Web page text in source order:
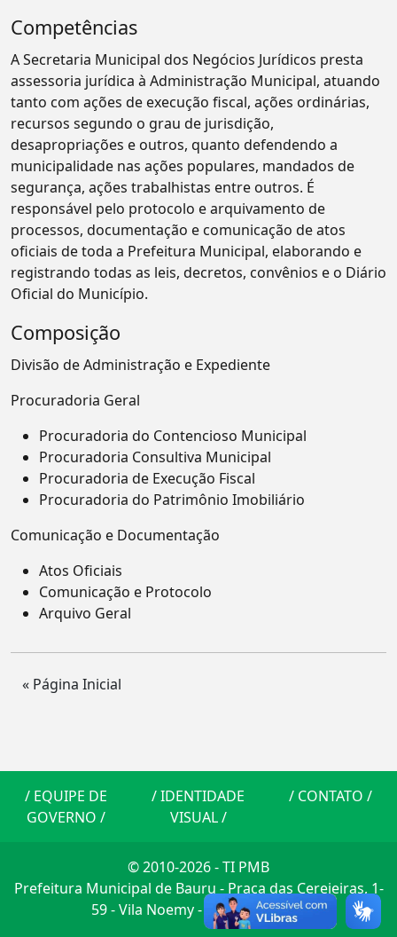
Competências
A Secretaria Municipal dos Negócios Jurídicos presta
assessoria jurídica à Administração Municipal, atuando
tanto com ações de execução fiscal, ações ordinárias,
recursos segundo o grau de jurisdição,
desapropriações e outros, quanto defendendo a
municipalidade nas ações populares, mandados de
segurança, ações trabalhistas entre outros. É
responsável pelo protocolo e arquivamento de
processos, documentação e comunicação de atos
oficiais de toda a Prefeitura Municipal, elaborando e
registrando todas as leis, decretos, convênios e o Diário
Oficial do Município.
Composição
Divisão de Administração e Expediente
Procuradoria Geral
Procuradoria do Contencioso Municipal
Procuradoria Consultiva Municipal
Procuradoria de Execução Fiscal
Procuradoria do Patrimônio Imobiliário
Comunicação e Documentação
Atos Oficiais
Comunicação e Protocolo
Arquivo Geral
« Página Inicial
/ EQUIPE DE
GOVERNO /
/IDENTIDADE
VISUAL/
/ CONTATO /
© 2010-2026 - TI PMB
Prefeitura Municipal de Bauru - Praça das Cerejeiras, 1-
59 - Vila Noemy - CEP: 17014-900